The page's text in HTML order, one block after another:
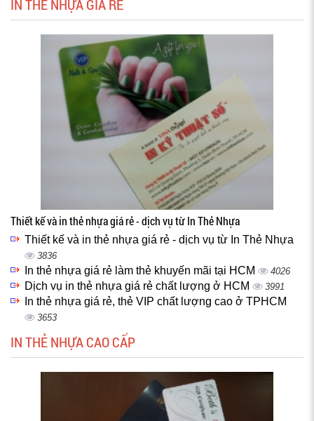
IN THẺ NHỰA GIÁ RẺ
Thiết kế và in thẻ nhựa giá rẻ - dịch vụ từ In Thẻ Nhựa
Thiết kế và in thẻ nhựa giá rẻ - dịch vụ từ In Thẻ Nhựa
3836
In thẻ nhựa giá rẻ làm thẻ khuyến mãi tại HCM 4026
Dịch vụ in thẻ nhựa giá rẻ chất lượng ở HCM 3991
In thẻ nhựa giá rẻ, thẻ VIP chất lượng cao ở TPHCM
3653
IN THẺ NHỰA CAO CẤP